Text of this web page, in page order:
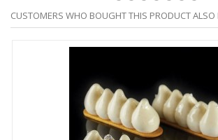
CUSTOMERS WHO BOUGHT THIS PRODUCT